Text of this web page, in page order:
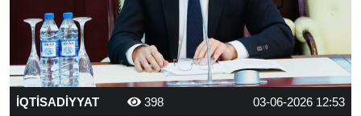
İQTİSADİYYAT 398
03-06-2026 12:53